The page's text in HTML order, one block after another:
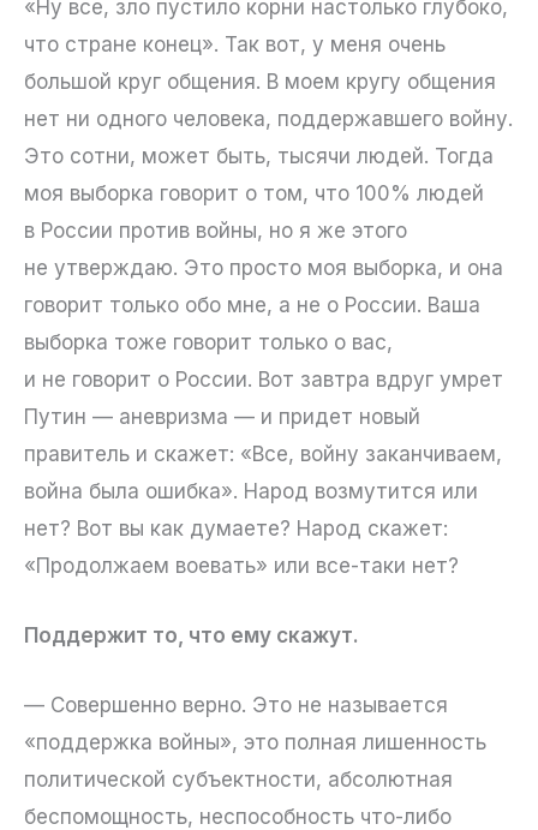
«Ну все, зло пустило корни настолько глубоко,
что стране конец». Так вот, у меня очень
большой круг общения. В моем кругу общения
нет ни одного человека, поддержавшего войну.
Это сотни, может быть, тысячи людей. Тогда
моя выборка говорит о том, что 100% людей
в России против войны, но я же этого
не утверждаю. Это просто моя выборка, и она
говорит только обо мне, а не о России. Ваша
выборка тоже говорит только о вас,
и не говорит о России. Вот завтра вдруг умрет
Путин — аневризма — и придет новый
правитель и скажет: «Все, войну заканчиваем,
война была ошибка». Народ возмутится или
нет? Вот вы как думаете? Народ скажет:
«Продолжаем воевать» или все-таки нет?
Поддержит то, что ему скажут.
— Совершенно верно. Это не называется
«поддержка войны», это полная лишенность
политической субъектности, абсолютная
беспомощность, неспособность что-либо